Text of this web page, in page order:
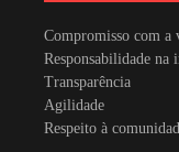
Compromisso com a
Responsabilidade na
Transparência
Agilidade
Respeito à